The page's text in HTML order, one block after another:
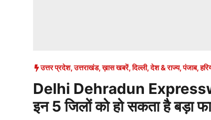
उत्तर प्रदेश,उत्तराखंड,ख़ास खबरें,दिल्ली,देश & राज्य,पंजाब,
Delhi Dehradun
इन 5 जिलों को हो सकता है बड़ा